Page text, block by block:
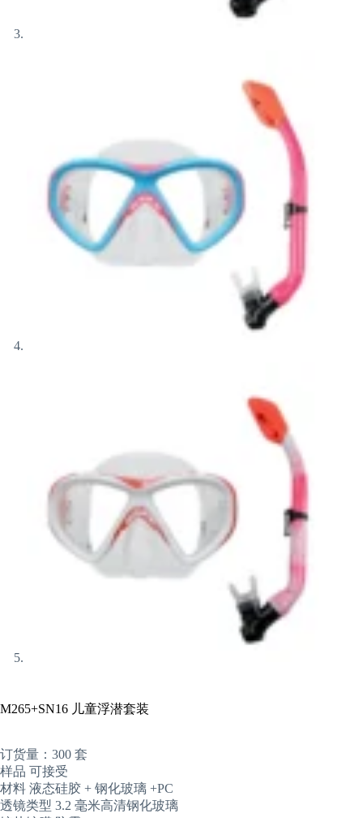
M265+SN16 儿童浮潜套装
订货量：300 套
样品 可接受
材料 液态硅胶 + 钢化玻璃 +PC
透镜类型 3.2 毫米高清钢化玻璃